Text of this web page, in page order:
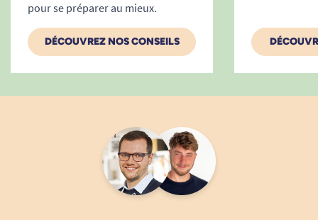
pour se préparer au mieux.
DÉCOUVREZ NOS CONSEILS